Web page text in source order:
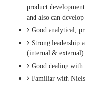
product
and also can
Good analytical,
Strong leadership
(internal & external)
Good dealing with
Familiar with